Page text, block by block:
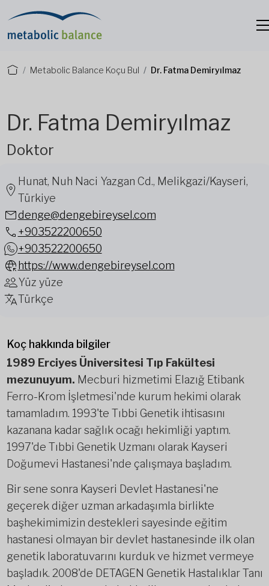
Metabolic Balance Koçu Bul Dr. Fatma Demiryılmaz
Dr. Fatma Demiryılmaz
Doktor
Hunat, Nuh Naci Yazgan Cd., Melikgazi/Kayseri,
Türkiye
denge@dengebireysel.com
+903522200650
+903522200650
https://www.dengebireysel.com
Yüz yüze
Türkçe
Koç hakkında bilgiler
1989 Erciyes Üniversitesi Tıp Fakültesi
mezunuyum. Mecburi hizmetimi Elazığ Etibank
Ferro-Krom İşletmesi'nde kurum hekimi olarak
tamamladım. 1993'te Tıbbi Genetik ihtisasını
kazanana kadar sağlık ocağı hekimliği yaptım.
1997'de Tıbbi Genetik Uzmanı olarak Kayseri
Doğumevi Hastanesi'nde çalışmaya başladım.
Bir sene sonra Kayseri Devlet Hastanesi'ne
geçerek diğer uzman arkadaşımla birlikte
başhekimimizin destekleri sayesinde eğitim
hastanesi olmayan bir devlet hastanesinde ilk olan
genetik laboratuvarını kurduk ve hizmet vermeye
başladık. 2008'de DETAGEN Genetik Hastalıklar Tanı